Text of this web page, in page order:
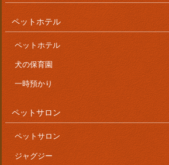
ペットホテル
ペットホテル
犬の保育園
一時預かり
ペットサロン
ペットサロン
ジャグジー